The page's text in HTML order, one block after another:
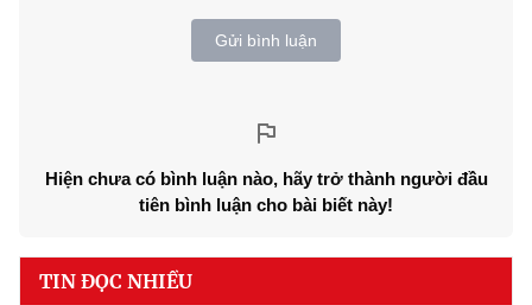
Gửi bình luận
Hiện chưa có bình luận nào, hãy trở thành người đầu
tiên bình luận cho bài biết này!
TIN ĐỌC NHIỀU